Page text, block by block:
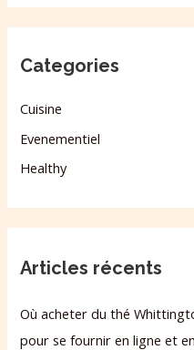
Categories
Cuisine
Evenementiel
Healthy
Articles récents
Où acheter du thé
pour se fournir en ligne et